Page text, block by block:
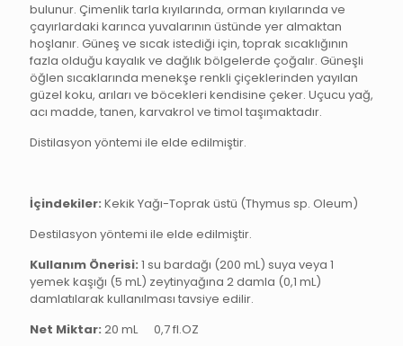
bulunur. Çimenlik tarla kıyılarında, orman kıyılarında ve
çayırlardaki karınca yuvalarının üstünde yer almaktan
hoşlanır. Güneş ve sıcak istediği için, toprak sıcaklığının
fazla olduğu kayalık ve dağlık bölgelerde çoğalır. Güneşli
öğlen sıcaklarında menekşe renkli çiçeklerinden yayılan
güzel koku, arıları ve böcekleri kendisine çeker. Uçucu yağ,
acı madde, tanen, karvakrol ve timol taşımaktadır.
Distilasyon yöntemi ile elde edilmiştir.
İçindekiler: Kekik Yağı-Toprak üstü (Thymus sp. Oleum)
Destilasyon yöntemi ile elde edilmiştir.
Kullanım Önerisi: 1 su bardağı (200 mL) suya veya 1
yemek kaşığı (5 mL) zeytinyağına 2 damla (0,1 mL)
damlatılarak kullanılması tavsiye edilir.
Net Miktar: 20 mL
0,7 fl.OZ